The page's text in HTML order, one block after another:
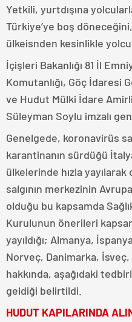
Yetkili, yurtdışına
Türkiye’ye boş
ülkeisnden kesinlikle
İçişleri Bakanlığı 81 İl
Komutanlığı, Göç İdaresi
ve Hudut Mülki İdare
Süleyman Soylu imzalı
Genelgede, koronavirüs
karantinanın sürdüğü
ülkelerinde hızla yayılarak
salgının merkezinin
olduğu bu kapsamda
Kurulunun önerileri
yayıldığı; Almanya,
Norveç, Danimarka,
hakkında, aşağıdaki
geldiği belirtildi.
HUDUT KAPILARINDA